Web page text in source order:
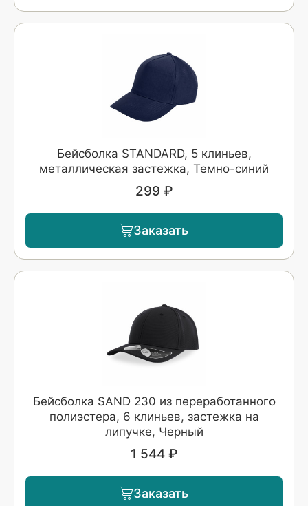
Бейсболка STANDARD, 5 клиньев,
металлическая застежка, Темно-синий
299 ₽
Заказать
Бейсболка SAND 230 из переработанного
полиэстера, 6 клиньев, застежка на
липучке, Черный
1 544 ₽
Заказать